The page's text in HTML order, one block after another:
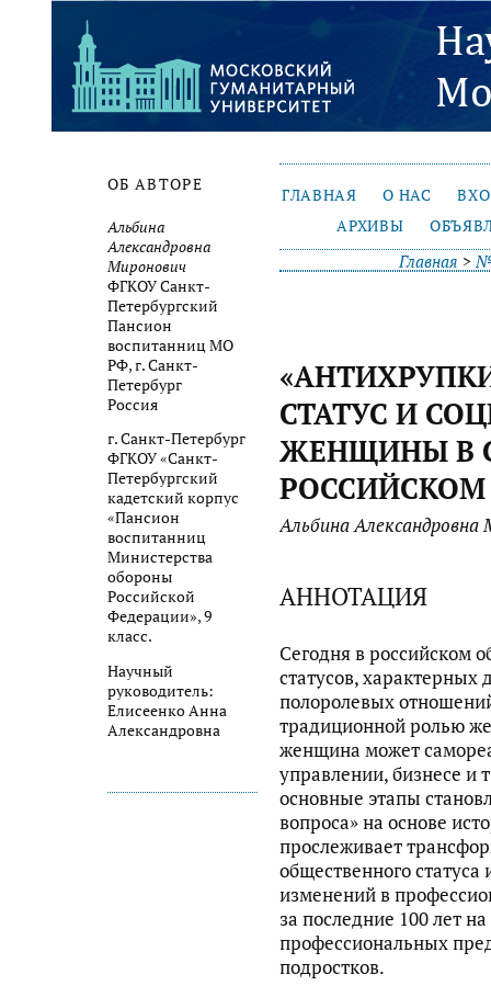
ОБ АВТОРЕ
Альбина
Александровна
Миронович
ФГКОУ Санкт-
Петербургский
Пансион
воспитанниц МО
РФ, г. Санкт-
Петербург
Россия
г. Санкт-Петербург
ФГКОУ «Санкт-
Петербургский
кадетский корпус
«Пансион
воспитанниц
Министерства
обороны
Российской
Федерации», 9
класс.
Научный
руководитель:
Елисеенко Анна
Александровна
ГЛАВНАЯ О НАС
АРХИВЫ
Главная >№
СТАТУС И
ЖЕНЩИНЫ В
Альбина Александровна
АННОТАЦИЯ
Сегодня в российском
статусов, характерных
полоролевых
традиционной ролью
женщина может
управлении, бизнесе и
основные этапы
вопроса» на основе
прослеживает
общественного
изменений в
за последние 100 лет
профессиональных
подростков.